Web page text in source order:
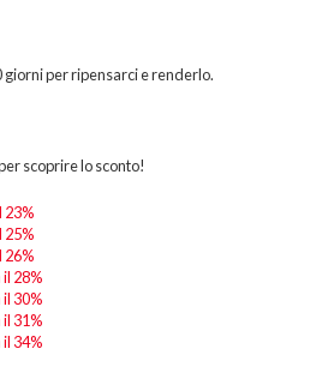
giorni per ripensarci e renderlo.
scoprire lo sconto!
23%
25%
26%
il 28%
il 30%
il 31%
il 34%